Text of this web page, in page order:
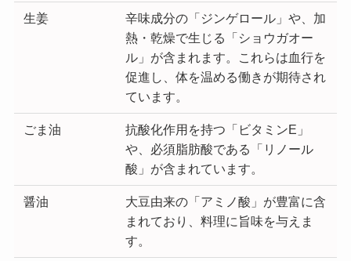
生姜
辛味成分の「ジンゲロール」や、加
熱・乾燥で生じる「ショウガオー
ル」が含まれます。これらは血行を
促進し、体を温める働きが期待され
ています。
ごま油
抗酸化作用を持つ「ビタミンE」
や、必須脂肪酸である「リノール
酸」が含まれています。
醤油
大豆由来の「アミノ酸」が豊富に含
まれており、料理に旨味を与えま
す。